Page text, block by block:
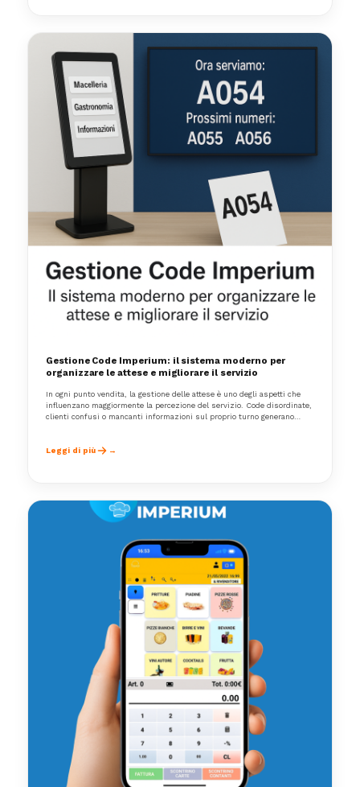
Gestione Code Imperium: il sistema moderno per
organizzare le attese e migliorare il servizio
In ogni punto vendita, la gestione delle attese è uno degli aspetti che
influenzano maggiormente la percezione del servizio. Code disordinate,
clienti confusi o mancanti informazioni sul proprio turno generano
Leggi di più